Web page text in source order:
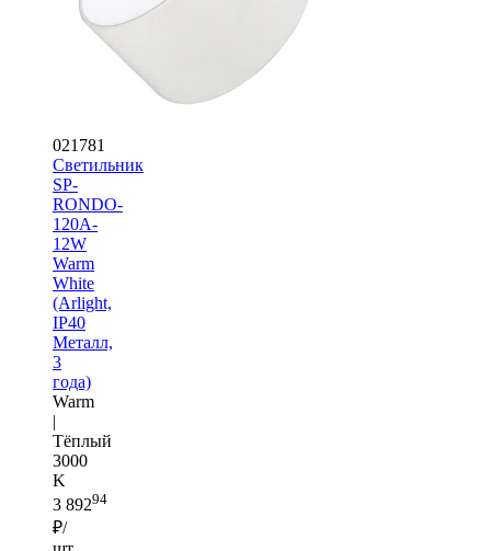
021781
Светильник
SP-
RONDO-
120A-
12W
Warm
White
(Arlight,
IP40
Металл,
3
года)
Warm
|
Тёплый
3000
K
3 89294
₽/